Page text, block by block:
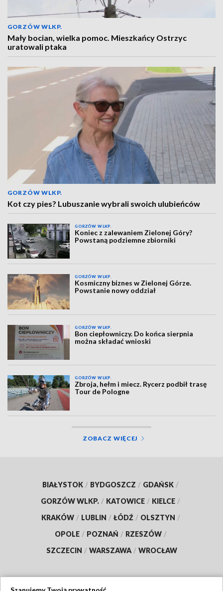
GORZÓW WLKP.
Mały bocian, wielka pomoc. Mieszkańcy Ostrzyc
uratowali ptaka
GORZÓW WLKP.
Kot czy pies? Lubuszanie wybrali swoich ulubieńców
GORZÓW WLKP.
Koniec z zalewaniem Zielonej Góry?
Powstaną podziemne zbiorniki
GORZÓW WLKP.
Kosmiczny biznes w Zielonej Górze.
Powstanie nowy oddział
GORZÓW WLKP.
Bon ciepłowniczy. Do końca sierpnia
można składać wnioski
GORZÓW WLKP.
Zbroja, hełm i miecz. Rycerz podbił trasę
Tour de Pologne
ZOBACZ WIĘCEJ
BIAŁYSTOK / BYDGOSZCZ / GDAŃSK /
GORZÓW WLKP. / KATOWICE / KIELCE /
KRAKÓW / LUBLIN / ŁÓDŹ / OLSZTYN /
OPOLE / POZNAŃ / RZESZÓW /
SZCZECIN / WARSZAWA / WROCŁAW